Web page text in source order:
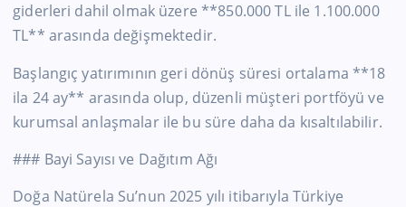
giderleri dahil olmak üzere **850.000 TL ile 1.100.000
TL** arasında değişmektedir.
Başlangıç yatırımının geri dönüş süresi ortalama **18
ila 24 ay** arasında olup, düzenli müşteri portföyü ve
kurumsal anlaşmalar ile bu süre daha da kısaltılabilir.
### Bayi Sayısı ve Dağıtım Ağı
Doğa Natürela Su’nun 2025 yılı itibarıyla Türkiye